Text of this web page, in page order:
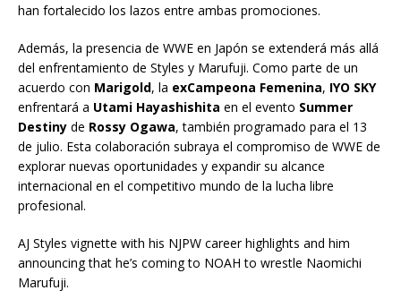
han fortalecido los lazos entre ambas promociones.
Además, la presencia de WWE en Japón se extenderá más allá
del enfrentamiento de Styles y Marufuji. Como parte de un
acuerdo con Marigold, la exCampeona Femenina, IYO SKY
enfrentará a Utami Hayashishita en el evento Summer
Destiny de Rossy Ogawa, también programado para el 13
de julio. Esta colaboración subraya el compromiso de WWE de
explorar nuevas oportunidades y expandir su alcance
internacional en el competitivo mundo de la lucha libre
profesional.
AJ Styles vignette with his NJPW career highlights and him
announcing that he’s coming to NOAH to wrestle Naomichi
Marufuji.